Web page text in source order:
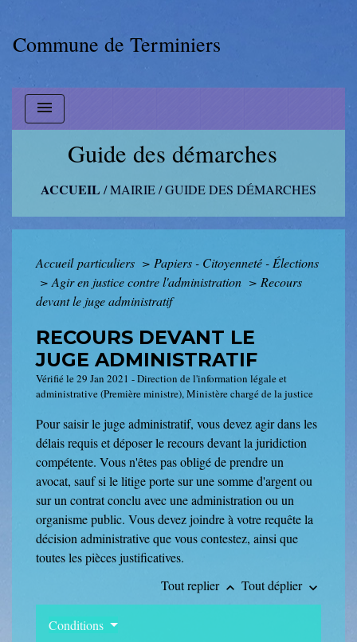
Commune de Terminiers
menu
Guide des démarches
ACCUEIL /MAIRIE/GUIDE DES DÉMARCHES
Accueil particuliers > Papiers - Citoyenneté - Élections
> Agir en justice contre l'administration > Recours
devant le juge administratif
RECOURS DEVANT LE
JUGE ADMINISTRATIF
Vérifié le 29 Jan 2021 - Direction de l'information légale et
administrative (Première ministre), Ministère chargé de la justice
Pour saisir le juge administratif, vous devez agir dans les
délais requis et déposer le recours devant la juridiction
compétente. Vous n'êtes pas obligé de prendre un
avocat, sauf si le litige porte sur une somme d'argent ou
sur un contrat conclu avec une administration ou un
organisme public. Vous devez joindre à votre requête la
décision administrative que vous contestez, ainsi que
toutes les pièces justificatives.
Tout replier keyboard_arrow_up Tout déplier keyboard_arrow_down
Conditions